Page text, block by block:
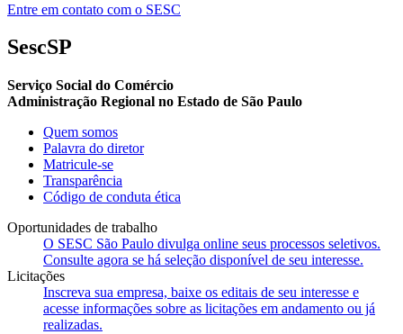
Entre em contato com o SESC
SescSP
Serviço Social do Comércio
Administração Regional no Estado de São Paulo
Quem somos
Palavra do diretor
Matricule-se
Transparência
Código de conduta ética
Oportunidades de trabalho
O SESC São Paulo divulga online seus processos seletivos.
Consulte agora se há seleção disponível de seu interesse.
Licitações
Inscreva sua empresa, baixe os editais de seu interesse e
acesse informações sobre as licitações em andamento ou já
realizadas.